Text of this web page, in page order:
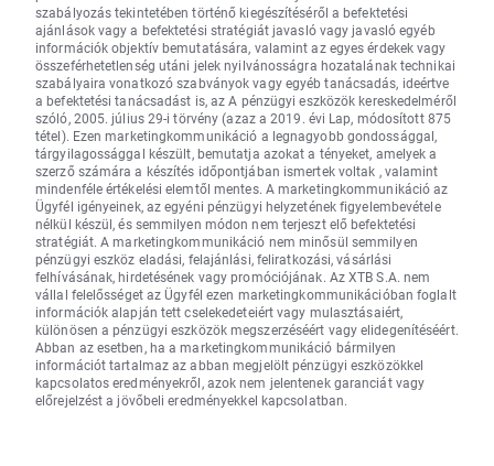
szabályozás tekintetében történő kiegészítéséről a befektetési
ajánlások vagy a befektetési stratégiát javasló vagy javasló egyéb
információk objektív bemutatására, valamint az egyes érdekek vagy
összeférhetetlenség utáni jelek nyilvánosságra hozatalának technikai
szabályaira vonatkozó szabványok vagy egyéb tanácsadás, ideértve
a befektetési tanácsadást is, az A pénzügyi eszközök kereskedelméről
szóló, 2005. július 29-i törvény (azaz a 2019. évi Lap, módosított 875
tétel). Ezen marketingkommunikáció a legnagyobb gondossággal,
tárgyilagossággal készült, bemutatja azokat a tényeket, amelyek a
szerző számára a készítés időpontjában ismertek voltak , valamint
mindenféle értékelési elemtől mentes. A marketingkommunikáció az
Ügyfél igényeinek, az egyéni pénzügyi helyzetének figyelembevétele
nélkül készül, és semmilyen módon nem terjeszt elő befektetési
stratégiát. A marketingkommunikáció nem minősül semmilyen
pénzügyi eszköz eladási, felajánlási, feliratkozási, vásárlási
felhívásának, hirdetésének vagy promóciójának. Az XTB S.A. nem
vállal felelősséget az Ügyfél ezen marketingkommunikációban foglalt
információk alapján tett cselekedeteiért vagy mulasztásaiért,
különösen a pénzügyi eszközök megszerzéséért vagy elidegenítéséért.
Abban az esetben, ha a marketingkommunikáció bármilyen
információt tartalmaz az abban megjelölt pénzügyi eszközökkel
kapcsolatos eredményekről, azok nem jelentenek garanciát vagy
előrejelzést a jövőbeli eredményekkel kapcsolatban.